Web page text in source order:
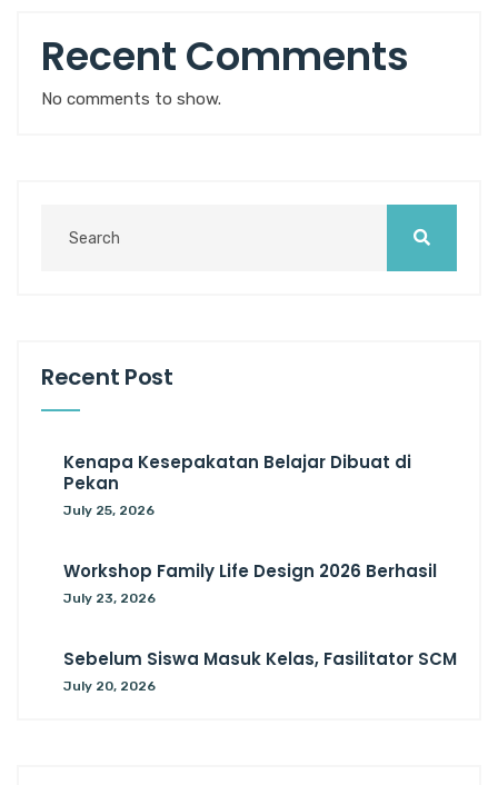
Recent Comments
No comments to show.
Recent Post
Kenapa Kesepakatan Belajar Dibuat di
Pekan
July 25, 2026
Workshop Family Life Design 2026 Berhasil
July 23, 2026
Sebelum Siswa Masuk Kelas, Fasilitator SCM
July 20, 2026